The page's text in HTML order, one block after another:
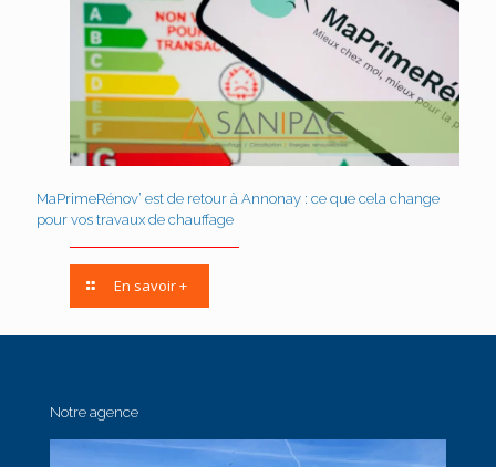
MaPrimeRénov’ est de retour à Annonay : ce que cela change
pour vos travaux de chauffage
En savoir +
Notre agence